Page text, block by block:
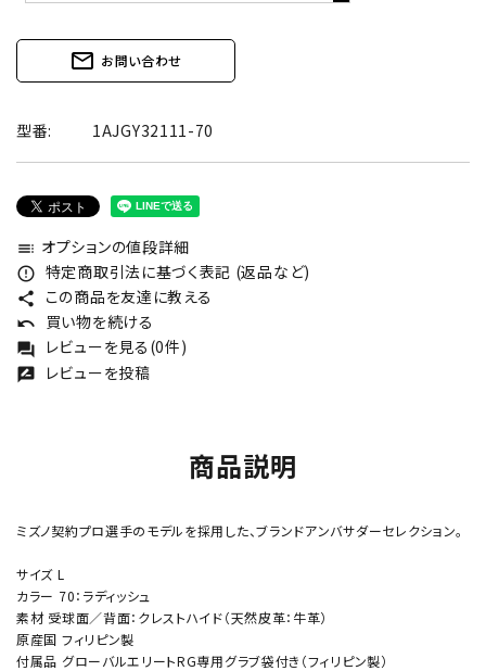
mail_outline お問い合わせ
型番: 1AJGY32111-70
toc オプションの値段詳細
error_outline 特定商取引法に基づく表記 (返品など)
share この商品を友達に教える
undo 買い物を続ける
forum レビューを見る(0件)
rate_review レビューを投稿
商品説明
ミズノ契約プロ選手のモデルを採用した、ブランドアンバサダーセレクション。
サイズ L
カラー 70：ラディッシュ
素材 受球面／背面：クレストハイド（天然皮革：牛革）
原産国 フィリピン製
付属品 グローバルエリートRG専用グラブ袋付き（フィリピン製）